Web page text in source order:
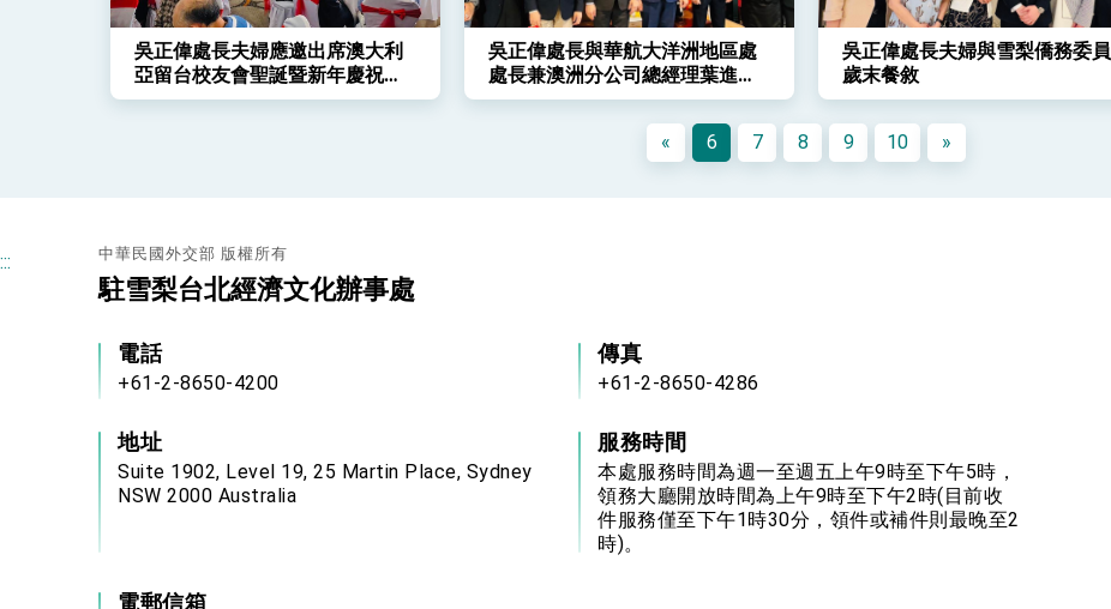
吳正偉處長夫婦應邀出席澳大利
亞留台校友會聖誕暨新年慶祝餐
會
吳正偉處長與華航大洋洲地區處
處長兼澳洲分公司總經理葉進福
及雪梨團隊年終餐敘
吳正偉處長夫婦與雪梨僑務委員
歲末餐敘
« 6 7 8 9 10 »
::: 中華民國外交部 版權所有
駐雪梨台北經濟文化辦事處
電話
+61-2-8650-4200
傳真
+61-2-8650-4286
地址
Suite 1902, Level 19, 25 Martin Place, Sydney
NSW 2000 Australia
服務時間
本處服務時間為週一至週五上午9時至下午5時，
領務大廳開放時間為上午9時至下午2時(目前收
件服務僅至下午1時30分，領件或補件則最晚至2
時)。
電郵信箱